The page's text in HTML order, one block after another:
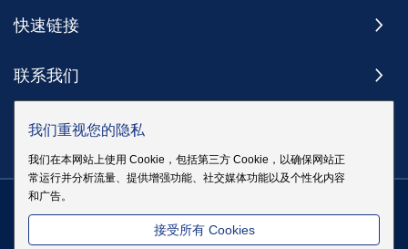
快速链接
联系我们
订阅
版权 @ 伊戈尔电气股份有限公司版权所有| 站点地图 | 隐私政策 粤
我们重视您的隐私
我们在本网站上使用 Cookie，包括第三方 Cookie，以确保网站正
常运行并分析流量、提供增强功能、社交媒体功能以及个性化内容
和广告。
接受所有 Cookies